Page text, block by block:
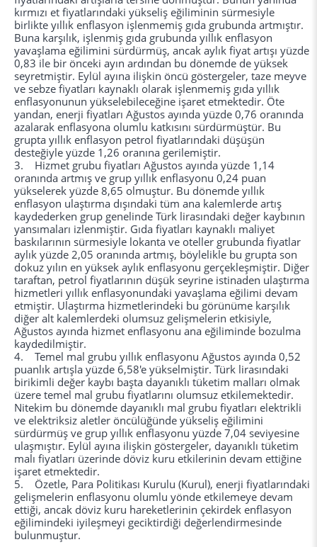
kırmızı et fiyatlarındaki yükseliş eğiliminin sürmesiyle
birlikte yıllık enflasyon işlenmemiş gıda grubunda artmıştır.
Buna karşılık, işlenmiş gıda grubunda yıllık enflasyon
yavaşlama eğilimini sürdürmüş, ancak aylık fiyat artışı yüzde
0,83 ile bir önceki ayın ardından bu dönemde de yüksek
seyretmiştir. Eylül ayına ilişkin öncü göstergeler, taze meyve
ve sebze fiyatları kaynaklı olarak işlenmemiş gıda yıllık
enflasyonunun yükselebileceğine işaret etmektedir. Öte
yandan, enerji fiyatları Ağustos ayında yüzde 0,76 oranında
azalarak enflasyona olumlu katkısını sürdürmüştür. Bu
grupta yıllık enflasyon petrol fiyatlarındaki düşüşün
desteğiyle yüzde 1,26 oranına gerilemiştir.
3. Hizmet grubu fiyatları Ağustos ayında yüzde 1,14
oranında artmış ve grup yıllık enflasyonu 0,24 puan
yükselerek yüzde 8,65 olmuştur. Bu dönemde yıllık
enflasyon ulaştırma dışındaki tüm ana kalemlerde artış
kaydederken grup genelinde Türk lirasındaki değer kaybının
yansımaları izlenmiştir. Gıda fiyatları kaynaklı maliyet
baskılarının sürmesiyle lokanta ve oteller grubunda fiyatlar
aylık yüzde 2,05 oranında artmış, böylelikle bu grupta son
dokuz yılın en yüksek aylık enflasyonu gerçekleşmiştir. Diğer
taraftan, petrol fiyatlarının düşük seyrine istinaden ulaştırma
hizmetleri yıllık enflasyonundaki yavaşlama eğilimi devam
etmiştir. Ulaştırma hizmetlerindeki bu görünüme karşılık
diğer alt kalemlerdeki olumsuz gelişmelerin etkisiyle,
Ağustos ayında hizmet enflasyonu ana eğiliminde bozulma
kaydedilmiştir.
4. Temel mal grubu yıllık enflasyonu Ağustos ayında 0,52
puanlık artışla yüzde 6,58'e yükselmiştir. Türk lirasındaki
birikimli değer kaybı başta dayanıklı tüketim malları olmak
üzere temel mal grubu fiyatlarını olumsuz etkilemektedir.
Nitekim bu dönemde dayanıklı mal grubu fiyatları elektrikli
ve elektriksiz aletler öncülüğünde yükseliş eğilimini
sürdürmüş ve grup yıllık enflasyonu yüzde 7,04 seviyesine
ulaşmıştır. Eylül ayına ilişkin göstergeler, dayanıklı tüketim
malı fiyatları üzerinde döviz kuru etkilerinin devam ettiğine
işaret etmektedir.
5. Özetle, Para Politikası Kurulu (Kurul), enerji fiyatlarındaki
gelişmelerin enflasyonu olumlu yönde etkilemeye devam
ettiği, ancak döviz kuru hareketlerinin çekirdek enflasyon
eğilimindeki iyileşmeyi geciktirdiği değerlendirmesinde
bulunmuştur.